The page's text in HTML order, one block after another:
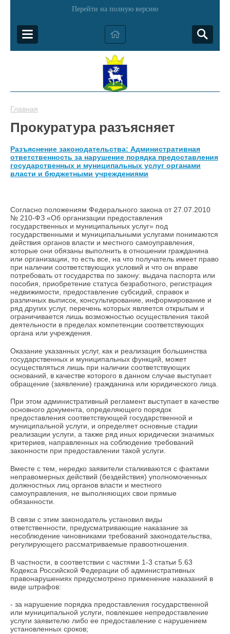
Перейти на полную версию
Главная
Прокуратура разъясняет
Разъяснение законодательства: Административная
ответственность за нарушение порядка предоставления
государственных и муниципальных услуг органами
власти и бюджетными учреждениями
Согласно положениям Федерального закона от 27.07.2010
№ 210-ФЗ «Об организации предоставления
государственных и муниципальных услуг» под
государственными и муниципальными услугами понимаются
действия органов власти и местного самоуправления,
которые они обязаны выполнить в отношении гражданина
или организации, то есть все, на что получатель имеет право
при наличии соответствующих условий и что он вправе
потребовать от государства по закону: выдача паспорта или
пособия, приобретение статуса безработного, регистрация
недвижимости, предоставление субсидий, справок и
различных выписок, консультирование, информирование и
ряд других услуг, перечень которых является открытым и
ограничивается лишь возможностью осуществления такой
деятельности в пределах компетенции соответствующих
органа или учреждения.
Оказание указанных услуг, как и реализация большинства
государственных и муниципальных функций, может
осуществляться лишь при наличии соответствующих
оснований, в качестве которого в данном случае выступает
обращение (заявление) гражданина или юридического лица.
При этом административный регламент выступает в качестве
основного документа, определяющего порядок
предоставления соответствующей государственной и
муниципальной услуги, и определяет основные стадии
реализации услуги, а также ряд иных юридически значимых
критериев, направленных на соблюдение требований
законности при предоставлении такой услуги.
Вместе с тем, нередко заявители сталкиваются с фактами
неправомерных действий (бездействия) уполномоченных
должностных лиц органов власти и местного
самоуправления, не выполняющих свои прямые
обязанности.
В связи с этим законодатель установил виды
ответственности, предусматривающие наказание за
несоблюдение чиновниками требований законодательства,
регулирующего рассматриваемые правоотношения.
В частности, в соответствии с частями 1-3 статьи 5.63
Кодекса Российской Федерации об административных
правонарушениях предусмотрено применение наказаний в
виде штрафов:
- за нарушение порядка предоставления государственной
или муниципальной услуги, повлекшее непредоставление
услуги заявителю либо ее предоставление с нарушением
установленных сроков;